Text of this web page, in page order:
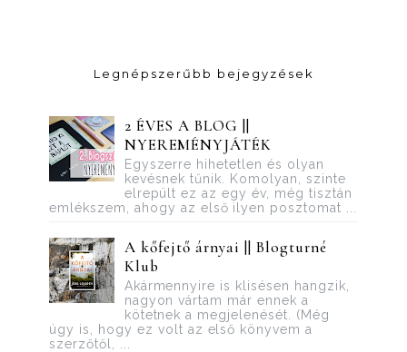
Legnépszerűbb bejegyzések
2 ÉVES A BLOG ||
NYEREMÉNYJÁTÉK
Egyszerre hihetetlen és olyan
kevésnek tűnik. Komolyan, szinte
elrepült ez az egy év, még tisztán
emlékszem, ahogy az első ilyen posztomat ...
A kőfejtő árnyai || Blogturné
Klub
Akármennyire is klisésen hangzik,
nagyon vártam már ennek a
kötetnek a megjelenését. (Még
úgy is, hogy ez volt az első könyvem a
szerzőtől, ...